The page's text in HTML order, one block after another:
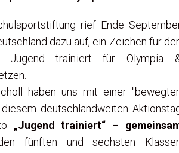
rief Ende
dazu auf, ein Zeichen für
Jugend trainiert für Olympia
haben uns mit einer
deutschlandweiten
„Jugend trainiert“ –
fünften und sechsten